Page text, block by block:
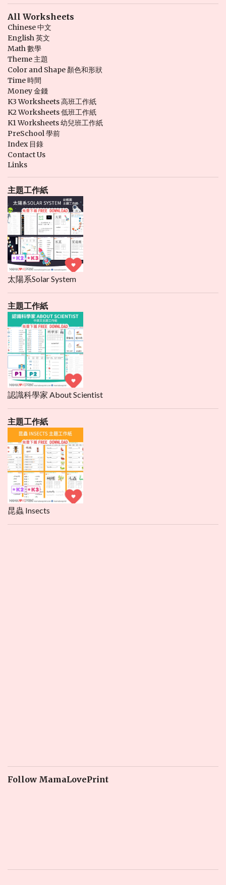
All Worksheets
Chinese 中文
English 英文
Math 數學
Theme 主題
Color and Shape 顏色和形狀
Time 時間
Money 金錢
K3 Worksheets 高班工作紙
K2 Worksheets 低班工作紙
K1 Worksheets 幼兒班工作紙
PreSchool 學前
Index 目錄
Contact Us
Links
主題工作紙
太陽系Solar System
主題工作紙
認識科學家 About Scientist
主題工作紙
昆蟲 Insects
Follow MamaLovePrint